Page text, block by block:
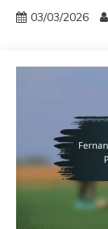
03/03/2026